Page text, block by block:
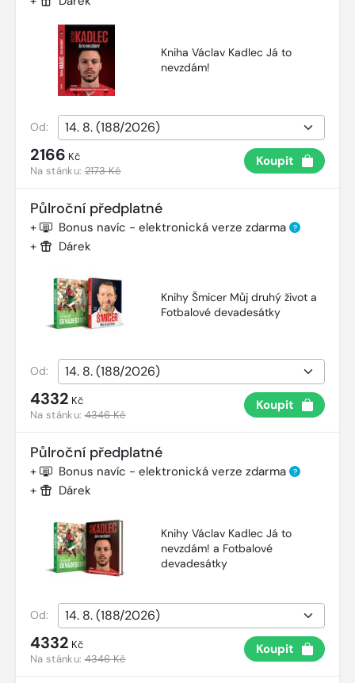
Kniha Václav Kadlec Já to
nevzdám!
Od:
2166 Kč
Na stánku:2173 Kč
Koupit
Půlroční předplatné
+ Bonus navíc - elektronická verze zdarma ?
+ Dárek
Knihy Šmicer Můj druhý život a
Fotbalové devadesátky
Od:
4332 Kč
Na stánku:4346 Kč
Koupit
Půlroční předplatné
+ Bonus navíc - elektronická verze zdarma ?
+ Dárek
Knihy Václav Kadlec Já to
nevzdám! a Fotbalové
devadesátky
Od:
4332 Kč
Na stánku:4346 Kč
Koupit